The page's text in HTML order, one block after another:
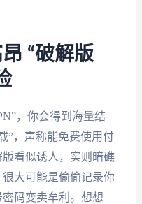
“破解版
，你会得到海量结
”，声称能免费使用付
看似诱人，实则暗礁
大可能是偷偷记录你
码变卖牟利。想想